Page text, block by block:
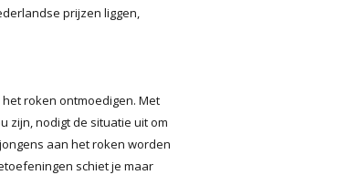
prijzen liggen,
roken ontmoedigen. Met
zijn, nodigt de situatie uit om
aan het roken worden
schiet je maar